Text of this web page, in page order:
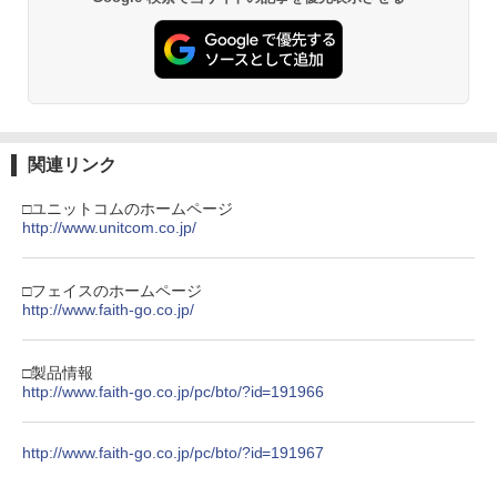
関連リンク
□ユニットコムのホームページ
http://www.unitcom.co.jp/
□フェイスのホームページ
http://www.faith-go.co.jp/
□製品情報
http://www.faith-go.co.jp/pc/bto/?id=191966
http://www.faith-go.co.jp/pc/bto/?id=191967